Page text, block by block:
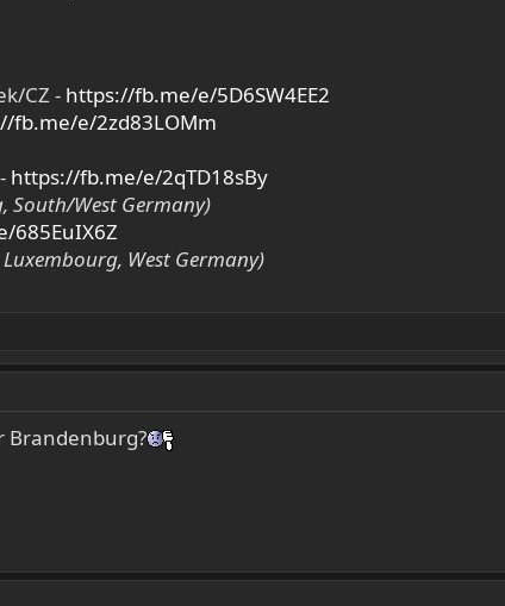
CZ - https://fb.me/e/5D6SW4EE2
fb.me/e/2zd83LOMm
https://fb.me/e/2qTD18sBy
South/West Germany)
685EuIX6Z
West Germany)
Brandenburg?